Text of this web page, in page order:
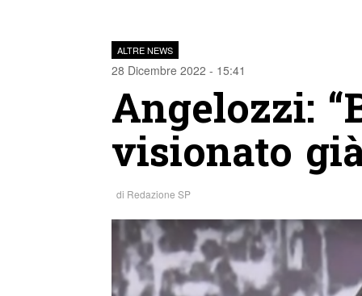
ALTRE NEWS
28 Dicembre 2022 - 15:41
Angelozzi:
visionato
di Redazione SP